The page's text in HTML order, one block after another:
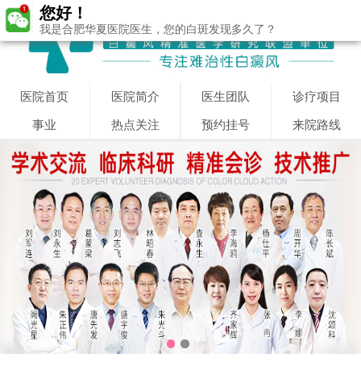
医院首页 医院简介 医生团队 诊疗项目
事业 热点关注 预约挂号 来院路线
您好！
我是合肥华夏医院医生，您的白斑发现多久了？